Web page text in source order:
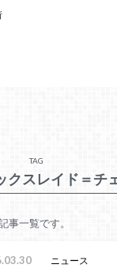
TAG
クスレイド＝チ
事一覧です。
ニュース